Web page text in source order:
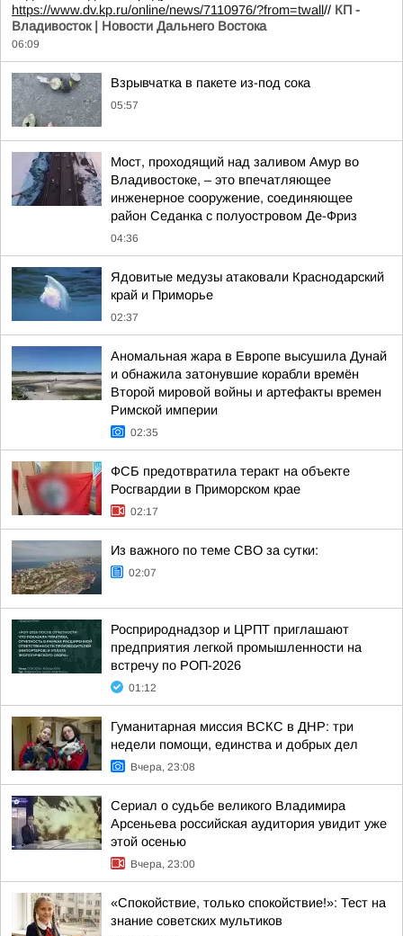
https://www.dv.kp.ru/online/news/7110976/?from=twall// КП -
Владивосток | Новости Дальнего Востока
06:09
Взрывчатка в пакете из-под сока
05:57
Мост, проходящий над заливом Амур во
Владивостоке, – это впечатляющее
инженерное сооружение, соединяющее
район Седанка с полуостровом Де-Фриз
04:36
Ядовитые медузы атаковали Краснодарский
край и Приморье
02:37
Аномальная жара в Европе высушила Дунай
и обнажила затонувшие корабли времён
Второй мировой войны и артефакты времен
Римской империи
02:35
ФСБ предотвратила теракт на объекте
Росгвардии в Приморском крае
02:17
Из важного по теме СВО за сутки:
02:07
Росприроднадзор и ЦРПТ приглашают
предприятия легкой промышленности на
встречу по РОП-2026
01:12
Гуманитарная миссия ВСКС в ДНР: три
недели помощи, единства и добрых дел
Вчера, 23:08
Сериал о судьбе великого Владимира
Арсеньева российская аудитория увидит уже
этой осенью
Вчера, 23:00
«Спокойствие, только спокойствие!»: Тест на
знание советских мультиков